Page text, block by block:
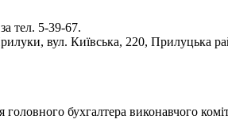
тел. 5-39-67.
вул. Київська, 220, Прилуцька
бухгалтера виконавчого